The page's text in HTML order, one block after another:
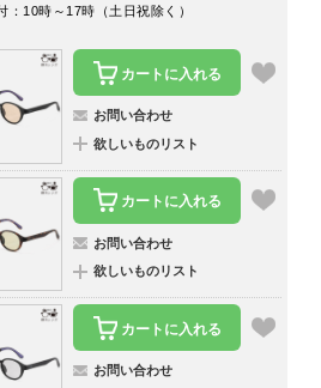
：10時～17時（土日祝除く）
カートに入れる
お問い合わせ
欲しいものリスト
カートに入れる
お問い合わせ
欲しいものリスト
カートに入れる
お問い合わせ